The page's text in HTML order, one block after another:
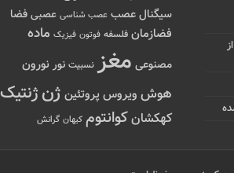
سیگنالعصب عصب شناسی عصبی فضا
فضازمان فلسفه فوتون فیزیک ماده
مصنوعی مغز نسبیت نور نورون
هوش ویروس پروتئین ژنژنتیک
کهکشانکوانتوم کیهان گرانش